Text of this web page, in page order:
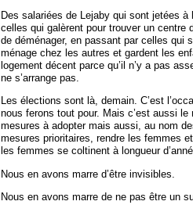
Des salariées de Lejaby qui sont jetées à
celles qui galèrent pour trouver un centre
de déménager, en passant par celles qui
ménage chez les autres et gardent les
logement décent parce qu’il n’y a pas
ne s’arrange pas.
Les élections sont là, demain. C’est
nous ferons tout pour. Mais c’est aussi
mesures à adopter mais aussi, au nom
mesures prioritaires, rendre les femmes
les femmes se coltinent à longueur
Nous en avons marre d’être invisibles.
Nous en avons marre de ne pas être un